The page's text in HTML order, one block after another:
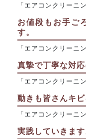
「エアコンクリーニ
お値段もお手ご
す。
「エアコンクリーニ
真摯で丁寧な対
「エアコンクリーニ
動きも皆さんキ
「エアコンクリーニ
実践していきます